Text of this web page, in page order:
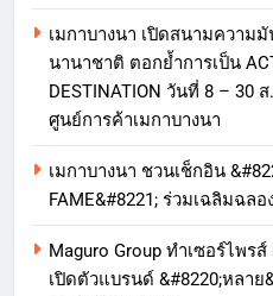
เมกาบางนา เปิดสนามความ
นานาชาติ ตอกย้ำการเป็น
DESTINATION วันที่ 8 –
ศูนย์การค้าเมกาบางนา
เมกาบางนา ชวนเช็กอิน
FAME&#8221; ร่วมเฉลิมฉ
Maguro Group ทำเซอร์ไพร
เปิดตัวแบรนด์ &#8220;หลาย